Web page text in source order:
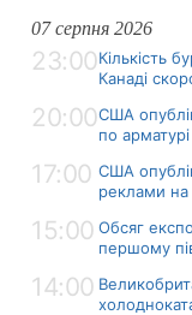
07 серпня 2026
23:00Кількість
Канаді
20:00США
по
17:00 США
реклами на
15:00 Обсяг
першому
14:00